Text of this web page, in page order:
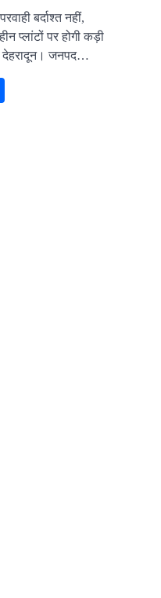
बर्दाश्त नहीं,
प्लांटों पर होगी कड़ी
देहरादून। जनपद…